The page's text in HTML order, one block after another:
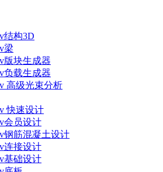
结构3D
梁
版块生成器
负载生成器
高级光束分析
快速设计
会员设计
钢筋混凝土设计
连接设计
基础设计